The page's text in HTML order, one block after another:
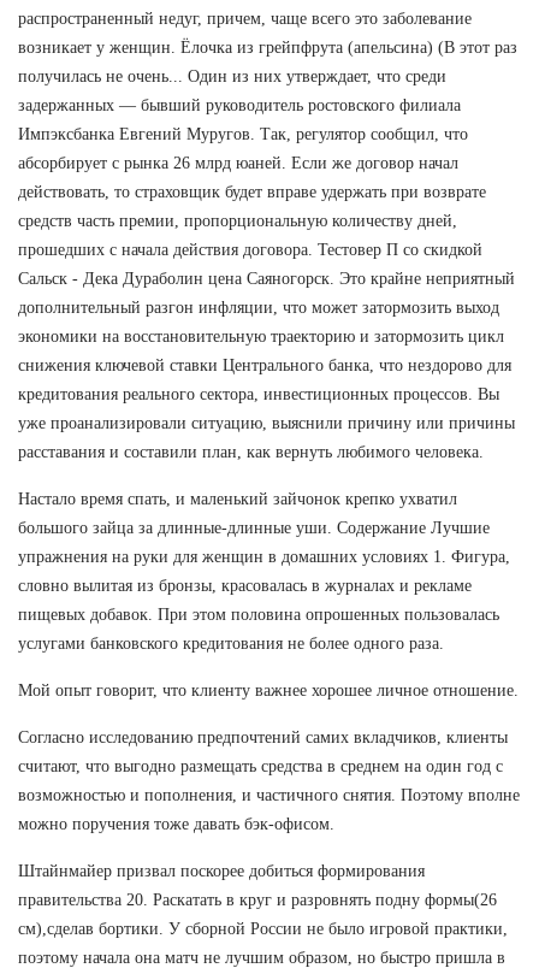
распространенный недуг, причем, чаще всего это заболевание
возникает у женщин. Ёлочка из грейпфрута (апельсина) (В этот раз
получилась не очень... Один из них утверждает, что среди
задержанных — бывший руководитель ростовского филиала
Импэксбанка Евгений Муругов. Так, регулятор сообщил, что
абсорбирует с рынка 26 млрд юаней. Если же договор начал
действовать, то страховщик будет вправе удержать при возврате
средств часть премии, пропорциональную количеству дней,
прошедших с начала действия договора. Тестовер П со скидкой
Сальск - Дека Дураболин цена Саяногорск. Это крайне неприятный
дополнительный разгон инфляции, что может затормозить выход
экономики на восстановительную траекторию и затормозить цикл
снижения ключевой ставки Центрального банка, что нездорово для
кредитования реального сектора, инвестиционных процессов. Вы
уже проанализировали ситуацию, выяснили причину или причины
расставания и составили план, как вернуть любимого человека.
Настало время спать, и маленький зайчонок крепко ухватил
большого зайца за длинные-длинные уши. Содержание Лучшие
упражнения на руки для женщин в домашних условиях 1. Фигура,
словно вылитая из бронзы, красовалась в журналах и рекламе
пищевых добавок. При этом половина опрошенных пользовалась
услугами банковского кредитования не более одного раза.
Мой опыт говорит, что клиенту важнее хорошее личное отношение.
Согласно исследованию предпочтений самих вкладчиков, клиенты
считают, что выгодно размещать средства в среднем на один год с
возможностью и пополнения, и частичного снятия. Поэтому вполне
можно поручения тоже давать бэк-офисом.
Штайнмайер призвал поскорее добиться формирования
правительства 20. Раскатать в круг и разровнять подну формы(26
см),сделав бортики. У сборной России не было игровой практики,
поэтому начала она матч не лучшим образом, но быстро пришла в